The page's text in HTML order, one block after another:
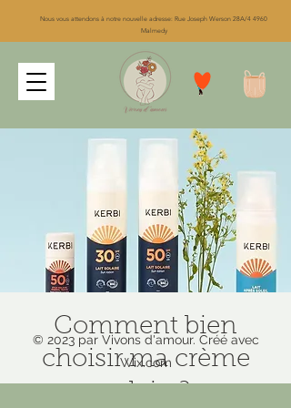
Nous vous attendons à notre nouvelle adresse: Rue Joseph Werson 28A/4 4960
Malmedy
Comment bien
choisir ma crème
© 2023 par Vivons d'amour. Créé avec
Wix.com